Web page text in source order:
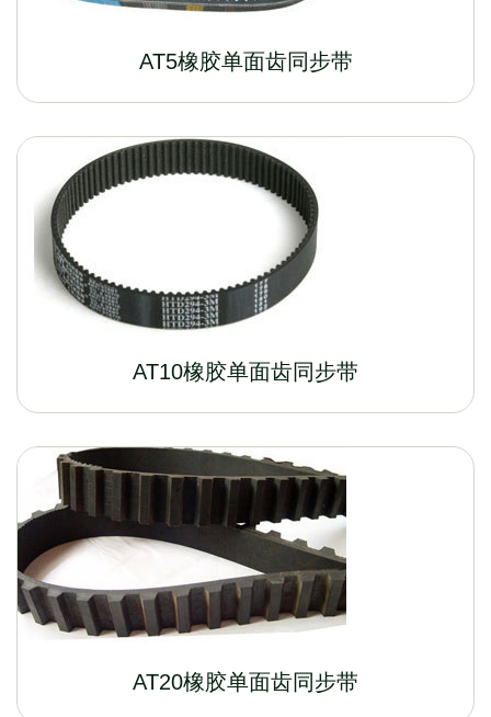
AT5橡胶单面齿同步带
AT10橡胶单面齿同步带
AT20橡胶单面齿同步带